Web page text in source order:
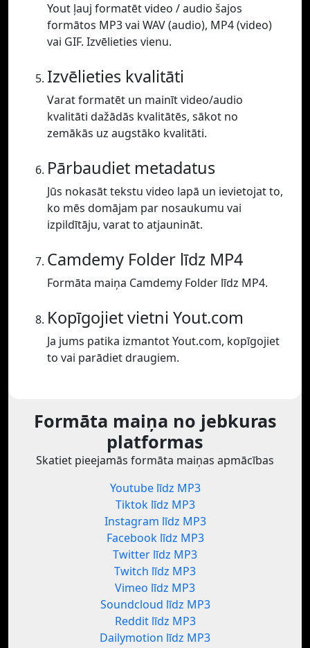
Yout ļauj formatēt video / audio šajos
formātos MP3 vai WAV (audio), MP4 (video)
vai GIF. Izvēlieties vienu.
Izvēlieties kvalitāti
Varat formatēt un mainīt video/audio
kvalitāti dažādās kvalitātēs, sākot no
zemākās uz augstāko kvalitāti.
Pārbaudiet metadatus
Jūs nokasāt tekstu video lapā un ievietojat to,
ko mēs domājam par nosaukumu vai
izpildītāju, varat to atjaunināt.
Camdemy Folder līdz MP4
Formāta maiņa Camdemy Folder līdz MP4.
Kopīgojiet vietni Yout.com
Ja jums patika izmantot Yout.com, kopīgojiet
to vai parādiet draugiem.
Formāta maiņa no jebkuras
platformas
Skatiet pieejamās formāta maiņas apmācības
Youtube līdz MP3
Tiktok līdz MP3
Instagram līdz MP3
Facebook līdz MP3
Twitter līdz MP3
Twitch līdz MP3
Vimeo līdz MP3
Soundcloud līdz MP3
Reddit līdz MP3
Dailymotion līdz MP3